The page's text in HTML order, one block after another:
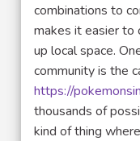
combinations to
makes it easier to
up local space.
community is the
https://
thousands of
kind of thing